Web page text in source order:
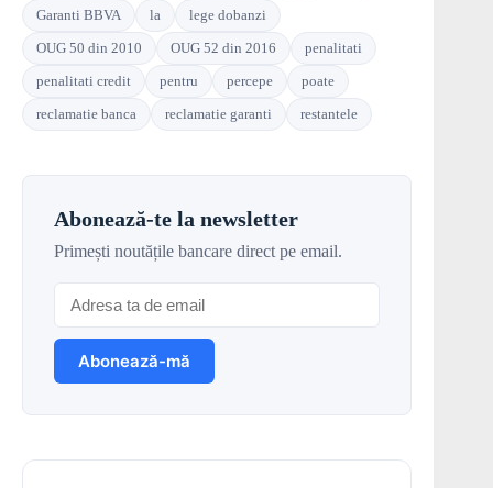
Garanti BBVA
la
lege dobanzi
OUG 50 din 2010
OUG 52 din 2016
penalitati
penalitati credit
pentru percepe
poate
reclamatie banca
reclamatie garanti restantele
Abonează-te la newsletter
Primești noutățile bancare direct pe email.